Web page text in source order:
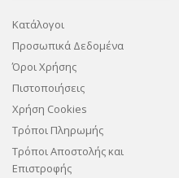
Κατάλογοι
Προσωπικά Δεδομένα
Όροι Χρήσης
Πιστοποιήσεις
Χρήση Cookies
Τρόποι Πληρωμής
Τρόποι Αποστολής και
Επιστροφής